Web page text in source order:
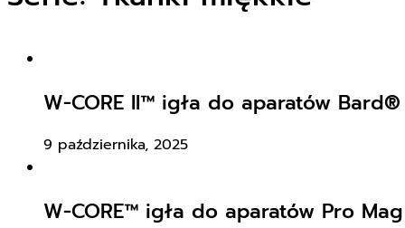
W-CORE II™ igła do aparatów
9 października, 2025
W-CORE™ igła do aparatów Pro